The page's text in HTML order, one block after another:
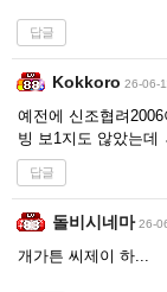
답글
Kokkoro 26-06-
예전에 신조협려
빙 보1지도 않았는데
답글
돌비시네마 26-
개가튼 씨제이 하...